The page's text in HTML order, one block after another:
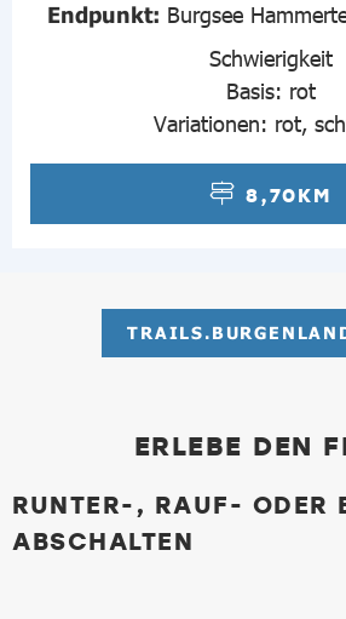
Endpunkt: Burgsee
Schwierigkeit
Basis: rot
Variationen: rot,
8,70KM
ERLEBE DEN
RUNTER-, RAUF- ODER
ABSCHALTEN